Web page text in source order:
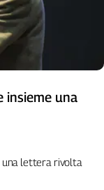
insieme una
una lettera rivolta